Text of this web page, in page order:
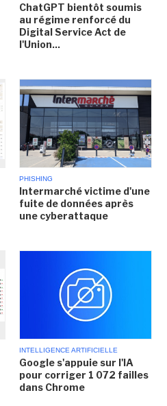
ChatGPT bientôt soumis
au régime renforcé du
Digital Service Act de
l'Union...
PHISHING
Intermarché victime d'une
fuite de données après
une cyberattaque
INTELLIGENCE ARTIFICIELLE
Google s'appuie sur l'IA
pour corriger 1 072 failles
dans Chrome